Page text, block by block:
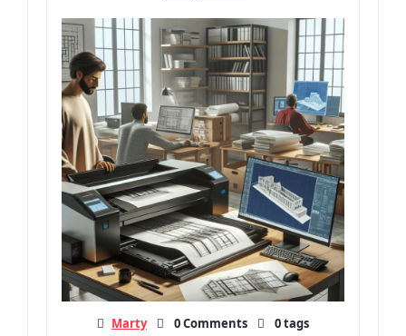
Marty 0 Comments 0 tags